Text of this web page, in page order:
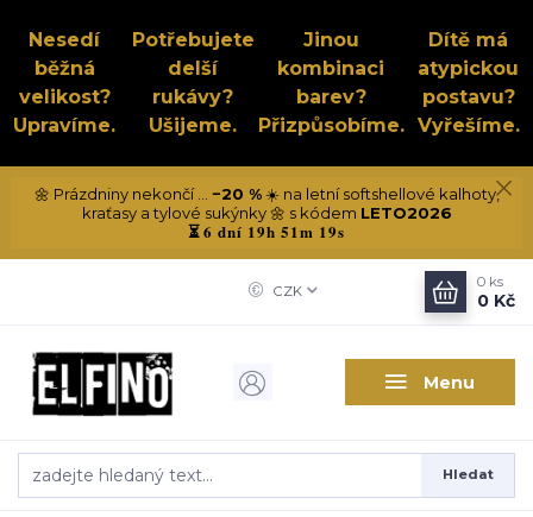
Nesedí
běžná
velikost?
Upravíme.
Potřebujete
delší
rukávy?
Ušijeme.
Jinou
kombinaci
barev?
Přizpůsobíme.
Dítě má
atypickou
postavu?
Vyřešíme.
🌼 Prázdniny nekončí ... −20 %☀️ na letní softshellové kalhoty,
kraťasy a tylové sukýnky 🌼 s kódem LETO2026
⏳6 dní 19h 51m 19s
Menu
CZK
Hledat
0 ks
0 Kč